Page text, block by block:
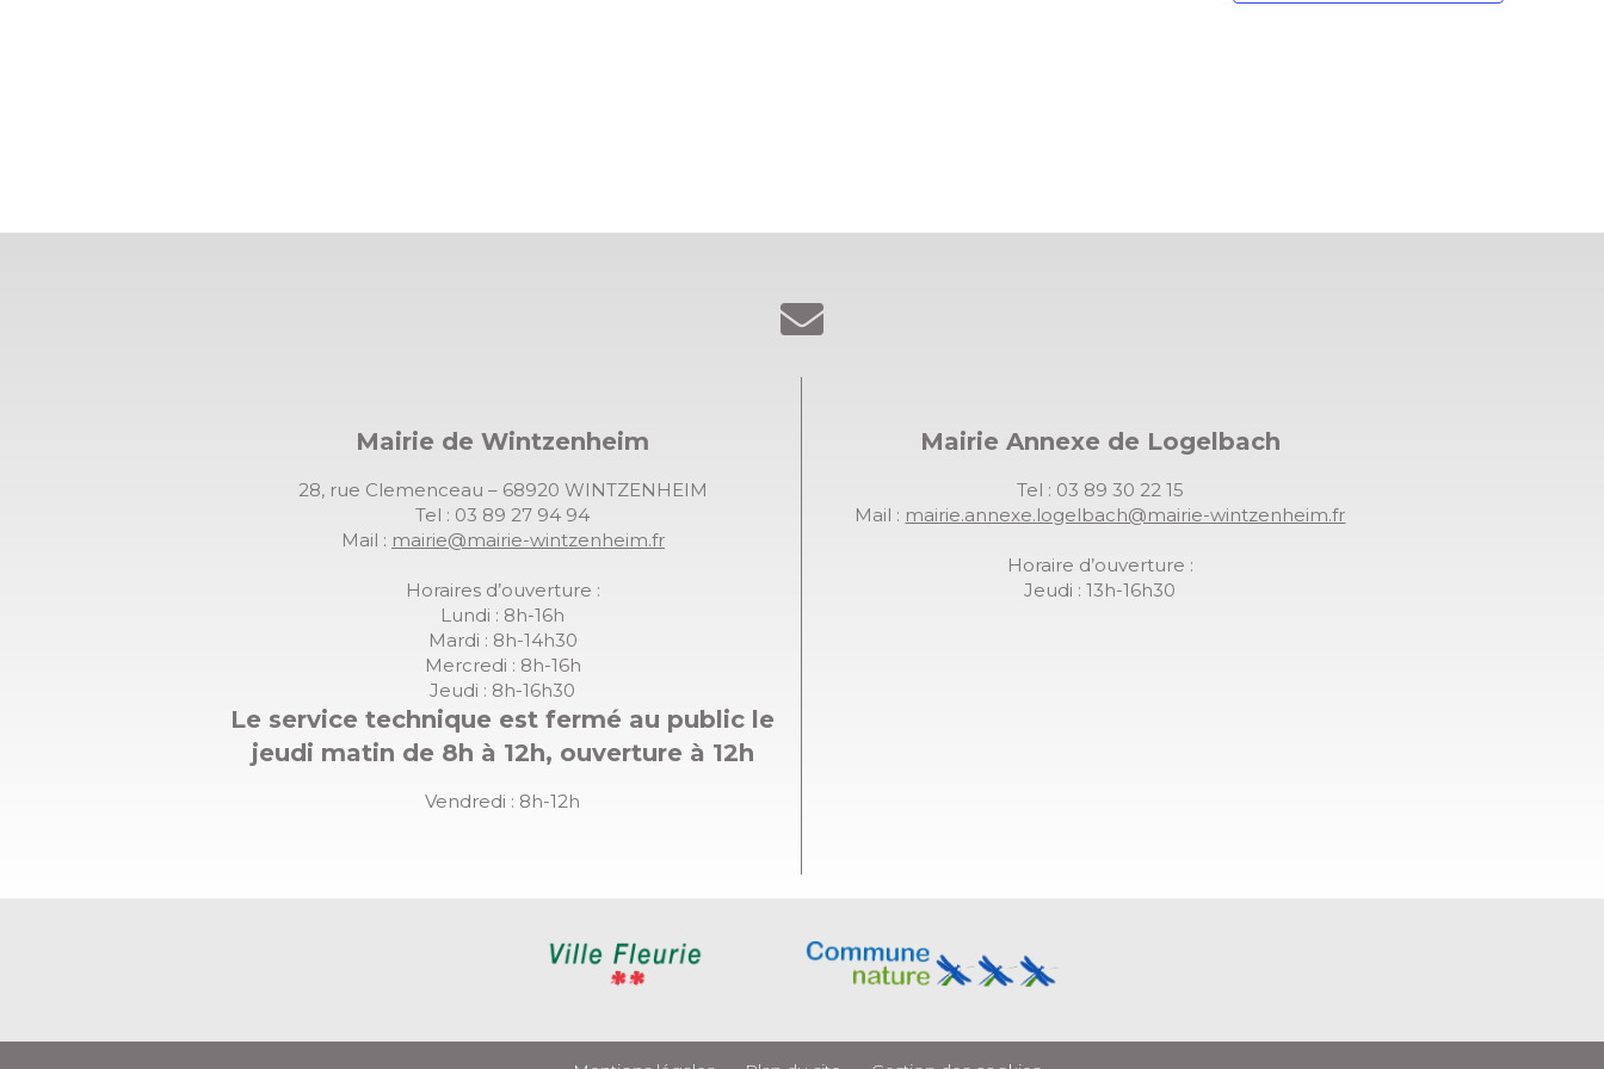
Mairie de Wintzenheim
28, rue Clemenceau – 68920 WINTZENHEIM
Tel : 03 89 27 94 94
Mail : mairie@mairie-wintzenheim.fr
Horaires d’ouverture :
Lundi : 8h-16h
Mardi : 8h-14h30
Mercredi : 8h-16h
Jeudi : 8h-16h30
Le service technique est fermé au public le
jeudi matin de 8h à 12h, ouverture à 12h
Vendredi : 8h-12h
Mairie Annexe de Logelbach
Tel : 03 89 30 22 15
Mail : mairie.annexe.logelbach@mairie-wintzenheim.fr
Horaire d’ouverture :
Jeudi : 13h-16h30